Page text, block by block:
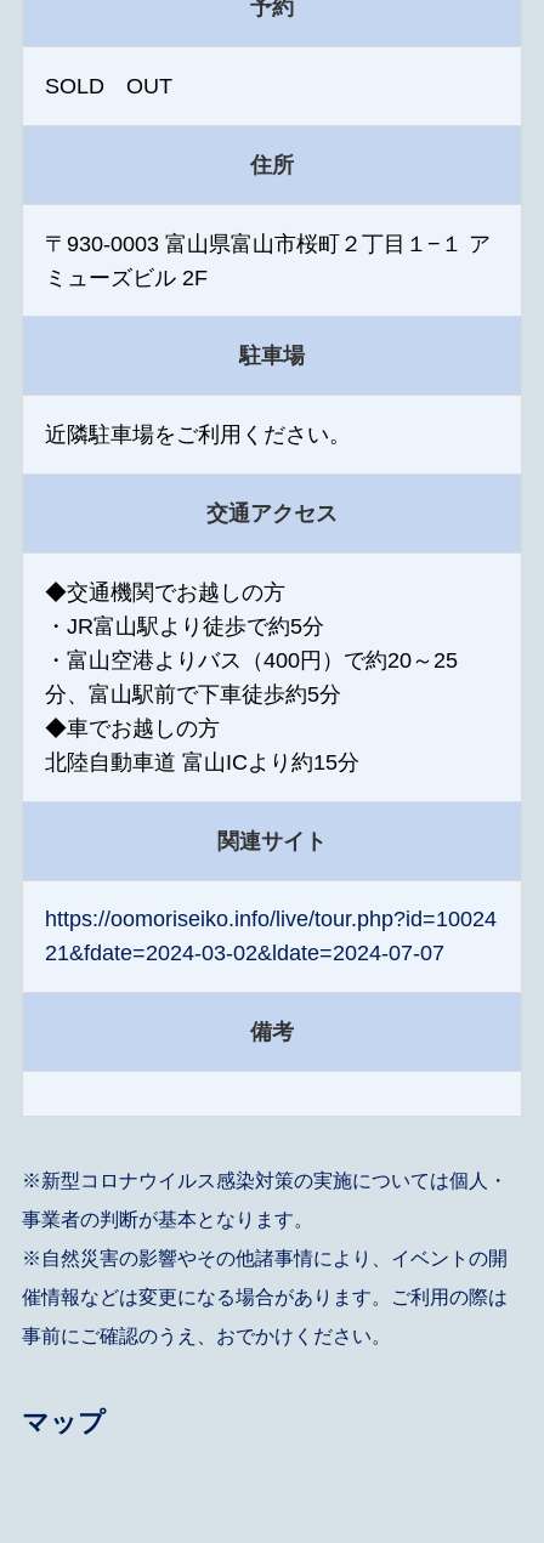
予約
SOLD OUT
住所
〒930-0003 富山県富山市桜町２丁目１−１ ア
ミューズビル 2F
駐車場
近隣駐車場をご利用ください。
交通アクセス
◆交通機関でお越しの方
・JR富山駅より徒歩で約5分
・富山空港よりバス（400円）で約20～25
分、富山駅前で下車徒歩約5分
◆車でお越しの方
北陸自動車道 富山ICより約15分
関連サイト
https://oomoriseiko.info/live/tour.php?id=10024
21&fdate=2024-03-02&ldate=2024-07-07
備考
※新型コロナウイルス感染対策の実施については個人・
事業者の判断が基本となります。
※自然災害の影響やその他諸事情により、イベントの開
催情報などは変更になる場合があります。ご利用の際は
事前にご確認のうえ、おでかけください。
マップ